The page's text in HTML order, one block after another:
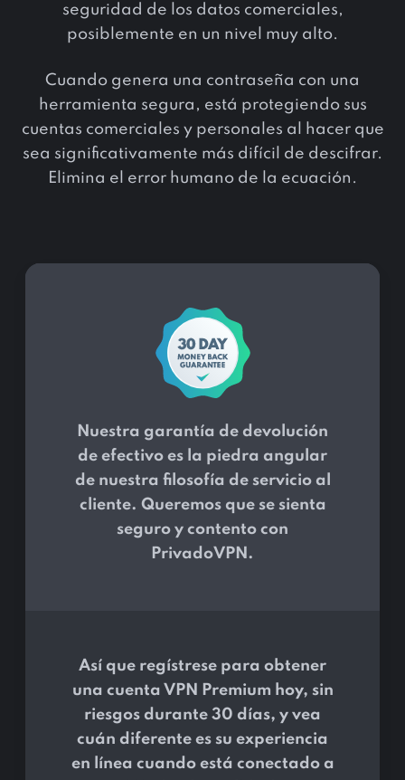
seguridad de los datos comerciales,
posiblemente en un nivel muy alto.
Cuando genera una contraseña con una
herramienta segura, está protegiendo sus
cuentas comerciales y personales al hacer que
sea significativamente más difícil de descifrar.
Elimina el error humano de la ecuación.
Nuestra garantía de devolución
de efectivo es la piedra angular
de nuestra filosofía de servicio al
cliente. Queremos que se sienta
seguro y contento con
PrivadoVPN.
Así que regístrese para obtener
una cuenta VPN Premium hoy, sin
riesgos durante 30 días, y vea
cuán diferente es su experiencia
en línea cuando está conectado a